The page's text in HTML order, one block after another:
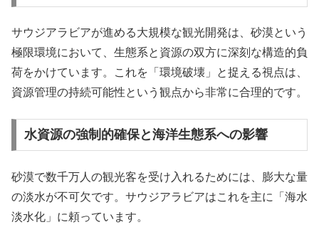
サウジアラビアが進める大規模な観光開発は、砂漠という
極限環境において、生態系と資源の双方に深刻な構造的負
荷をかけています。これを「環境破壊」と捉える視点は、
資源管理の持続可能性という観点から非常に合理的です。
水資源の強制的確保と海洋生態系への影響
砂漠で数千万人の観光客を受け入れるためには、膨大な量
の淡水が不可欠です。サウジアラビアはこれを主に「海水
淡水化」に頼っています。